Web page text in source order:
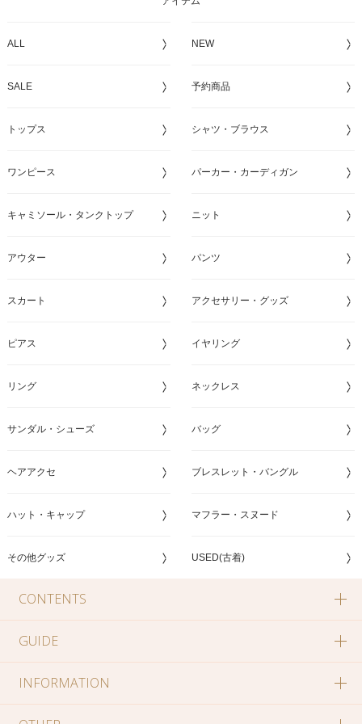
ALL NEW
SALE 予約商品
トップス シャツ・ブラウス
ワンピース パーカー・カーディガン
キャミソール・タンクトップ ニット
アウター パンツ
スカート アクセサリー・グッズ
ピアス イヤリング
リング ネックレス
サンダル・シューズ バッグ
ヘアアクセ ブレスレット・バングル
ハット・キャップ マフラー・スヌード
その他グッズ USED(古着)
CONTENTS
GUIDE
INFORMATION